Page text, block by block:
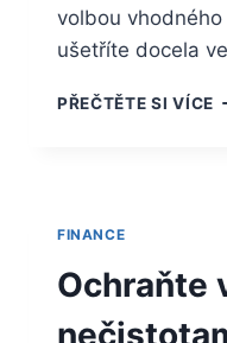
volbou
ušetříte docela
PŘEČTĚTE SI VÍCE
FINANCE
Ochraňte